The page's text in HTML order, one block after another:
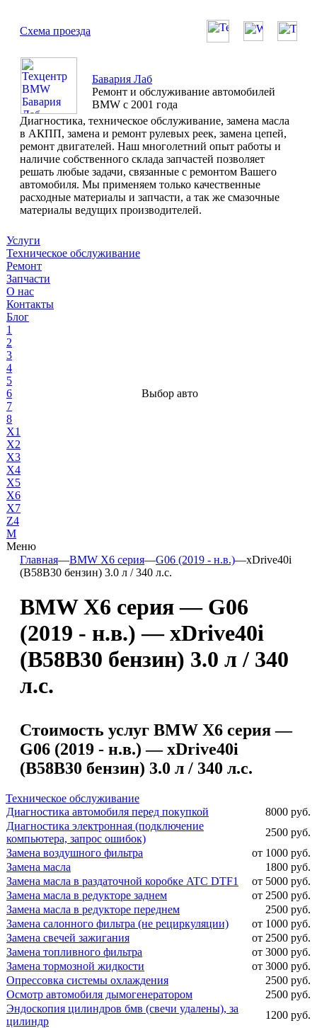
Схема проезда
Бавария Лаб
Ремонт и обслуживание автомобилей
BMW с 2001 года
Диагностика, техническое обслуживание, замена масла
в АКПП, замена и ремонт рулевых реек, замена цепей,
ремонт двигателей. Наш многолетний опыт работы и
наличие собственного склада запчастей позволяет
решать любые задачи, связанные с ремонтом Вашего
автомобиля. Мы применяем только качественные
расходные материалы и запчасти, а так же смазочные
материалы ведущих производителей.
Услуги
Техническое обслуживание
Ремонт
Запчасти
О нас
Контакты
Блог
1
2
3
4
5
6
7
8
X1
X2
X3
X4
X5
X6
X7
Z4
М
Меню
Выбор авто
Главная—BMW X6 серия—G06 (2019 - н.в.)—xDrive40i
(B58B30 бензин) 3.0 л / 340 л.с.
BMW X6 серия — G06
(2019 - н.в.) — xDrive40i
(B58B30 бензин) 3.0 л / 340
л.с.
Стоимость услуг BMW X6 серия —
G06 (2019 - н.в.) — xDrive40i
(B58B30 бензин) 3.0 л / 340 л.с.
Техническое обслуживание
Диагностика автомобиля перед покупкой
8000 руб.
Диагностика электронная (подключение
компьютера, запрос ошибок)
2500 руб.
Замена воздушного фильтра
от 1000 руб.
Замена масла
1800 руб.
Замена масла в раздаточной коробке ATC DTF1
от 5000 руб.
Замена масла в редукторе заднем
от 2500 руб.
Замена масла в редукторе переднем
2500 руб.
Замена салонного фильтра (не рециркуляции)
от 1000 руб.
Замена свечей зажигания
от 2500 руб.
Замена топливного фильтра
от 3000 руб.
Замена тормозной жидкости
от 3000 руб.
Опрессовка системы охлаждения
2500 руб.
Осмотр автомобиля дымогенератором
2500 руб.
Эндоскопия цилиндров бмв (свечи удалены), за
цилиндр
1200 руб.